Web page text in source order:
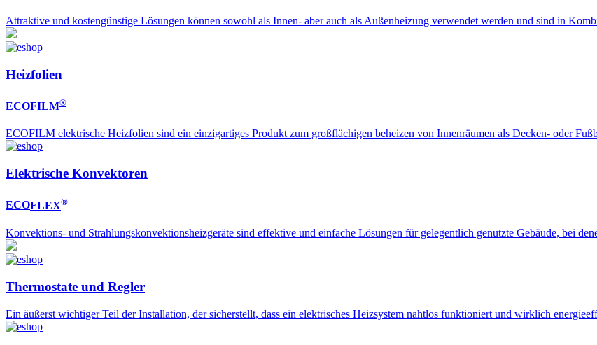
Attraktive und kostengünstige Lösungen können sowohl als Innen- aber auch als Außenheizung verwendet werden und sind in
Heizfolien
ECOFILM®
ECOFILM elektrische Heizfolien sind ein einzigartiges Produkt zum großflächigen beheizen von Innenräumen als Decken- oder
Elektrische Konvektoren
ECOFLEX®
Konvektions- und Strahlungskonvektionsheizgeräte sind effektive und einfache Lösungen für gelegentlich genutzte Gebäude, bei
Thermostate und Regler
Ein äußerst wichtiger Teil der Installation, der sicherstellt, dass ein elektrisches Heizsystem nahtlos funktioniert und wirklich